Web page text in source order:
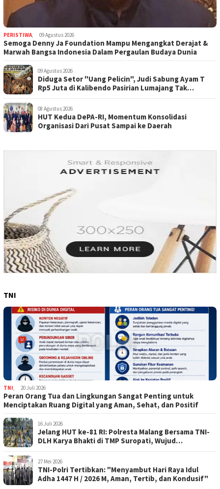
PERISTIWA, 09 Agustus 2026
Semoga Denny Ja Foundation Mampu Mengangkat Derajat &
Marwah Bangsa Indonesia Dalam Pergaulan Budaya Dunia
09 Agustus 2026
Diduga Setor "Uang Pelicin", Judi Sabung Ayam T
Rp5 Juta di Kalibendo Pasirian Lumajang Tak
08 Agustus 2026
HUT Kedua DePA-RI, Momentum Konsolidasi
Organisasi Dari Pusat Sampai ke Daerah
TNI
TNI, 20 Juli 2026
Peran Orang Tua dan Lingkungan Sangat Penting untuk
Menciptakan Ruang Digital yang Aman, Sehat, dan Positif
16 Juli 2026
Jelang HUT ke-81 RI: Polresta Malang Bersama TNI-
DLH Karya Bhakti di TMP Suropati, Wujud
27 Mei 2026
TNI-Polri Tertibkan: "Menyambut Hari Raya Idul
Adha 1447 H / 2026 M, Aman, Tertib, dan Kondusif"